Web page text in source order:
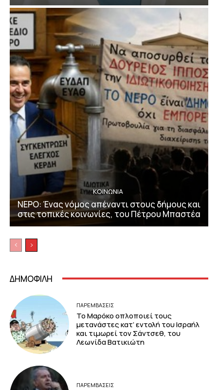
ΚΟΙΝΩΝΙΑ
ΝΕΡΟ: Ένας νόμος απέναντι στους δήμους και
στις τοπικές κοινωνίες, του Πέτρου Μπαστέα
ΔΗΜΟΦΙΛΗ
ΠΑΡΕΜΒΑΣΕΙΣ
Το Μαρόκο οπλοποιεί τους
μετανάστες κατ’ εντολή του Ισραήλ
και τιμωρεί τον Σάντσεθ, του
Λεωνίδα Βατικιώτη
ΠΑΡΕΜΒΑΣΕΙΣ